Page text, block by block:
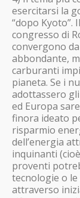
esercitarsi la
“dopo Kyoto”.
congresso di
convergono da
abbondante,
carburanti
pianeta. Se i
adottassero
ed Europa
finora ideato
risparmio
dell’energia
inquinanti
proventi
tecnologie o
attraverso